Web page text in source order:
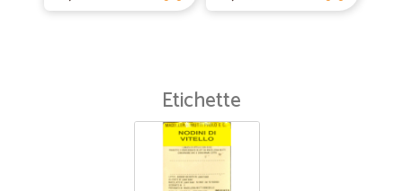
Etichette